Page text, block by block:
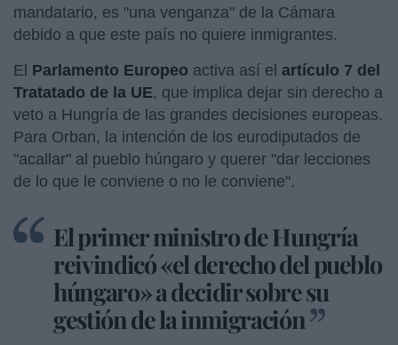
mandatario, es "una venganza" de la Cámara
debido a que este país no quiere inmigrantes.
El Parlamento Europeo activa así el artículo 7 del
Tratatado de la UE, que implica dejar sin derecho a
veto a Hungría de las grandes decisiones europeas.
Para Orban, la intención de los eurodiputados de
"acallar" al pueblo húngaro y querer "dar lecciones
de lo que le conviene o no le conviene".
El primer ministro de Hungría
reivindicó «el derecho del pueblo
húngaro» a decidir sobre su
gestión de la inmigración